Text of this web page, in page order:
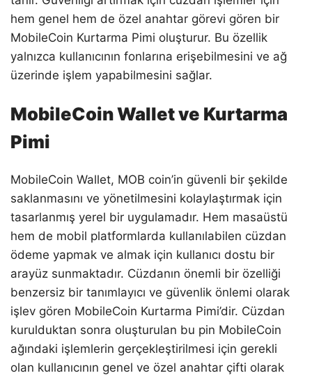
hem genel hem de özel anahtar görevi gören bir
MobileCoin Kurtarma Pimi oluşturur. Bu özellik
yalnızca kullanıcının fonlarına erişebilmesini ve ağ
üzerinde işlem yapabilmesini sağlar.
MobileCoin Wallet ve Kurtarma
Pimi
MobileCoin Wallet, MOB coin’in güvenli bir şekilde
saklanmasını ve yönetilmesini kolaylaştırmak için
tasarlanmış yerel bir uygulamadır. Hem masaüstü
hem de mobil platformlarda kullanılabilen cüzdan
ödeme yapmak ve almak için kullanıcı dostu bir
arayüz sunmaktadır. Cüzdanın önemli bir özelliği
benzersiz bir tanımlayıcı ve güvenlik önlemi olarak
işlev gören MobileCoin Kurtarma Pimi’dir. Cüzdan
kurulduktan sonra oluşturulan bu pin MobileCoin
ağındaki işlemlerin gerçekleştirilmesi için gerekli
olan kullanıcının genel ve özel anahtar çifti olarak